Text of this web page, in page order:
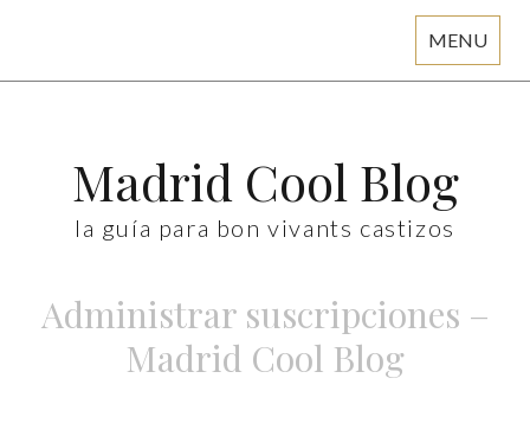
MENU
Madrid Cool Blog
la guía para bon vivants castizos
Administrar suscripciones –
Madrid Cool Blog